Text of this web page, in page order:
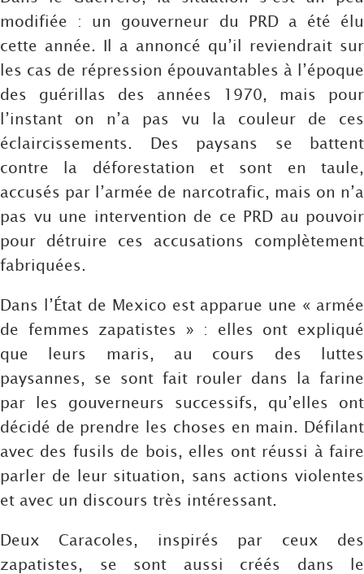
modifiée : un gouverneur du PRD a été élu
cette année. Il a annoncé qu’il reviendrait sur
les cas de répression épouvantables à l’époque
des guérillas des années 1970, mais pour
l’instant on n’a pas vu la couleur de ces
éclaircissements. Des paysans se battent
contre la déforestation et sont en taule,
accusés par l’armée de narcotrafic, mais on n’a
pas vu une intervention de ce PRD au pouvoir
pour détruire ces accusations complètement
fabriquées.
Dans l’État de Mexico est apparue une « armée
de femmes zapatistes » : elles ont expliqué
que leurs maris, au cours des luttes
paysannes, se sont fait rouler dans la farine
par les gouverneurs successifs, qu’elles ont
décidé de prendre les choses en main. Défilant
avec des fusils de bois, elles ont réussi à faire
parler de leur situation, sans actions violentes
et avec un discours très intéressant.
Deux Caracoles, inspirés par ceux des
zapatistes, se sont aussi créés dans le